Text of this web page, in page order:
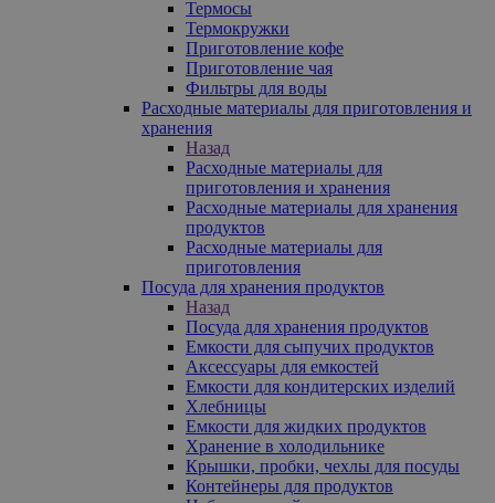
Термосы
Термокружки
Приготовление кофе
Приготовление чая
Фильтры для воды
Расходные материалы для приготовления и
хранения
Назад
Расходные материалы для
приготовления и хранения
Расходные материалы для хранения
продуктов
Расходные материалы для
приготовления
Посуда для хранения продуктов
Назад
Посуда для хранения продуктов
Емкости для сыпучих продуктов
Аксессуары для емкостей
Емкости для кондитерских изделий
Хлебницы
Емкости для жидких продуктов
Хранение в холодильнике
Крышки, пробки, чехлы для посуды
Контейнеры для продуктов